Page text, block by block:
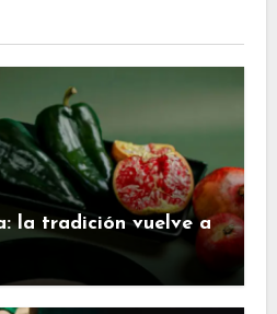
la tradición vuelve a